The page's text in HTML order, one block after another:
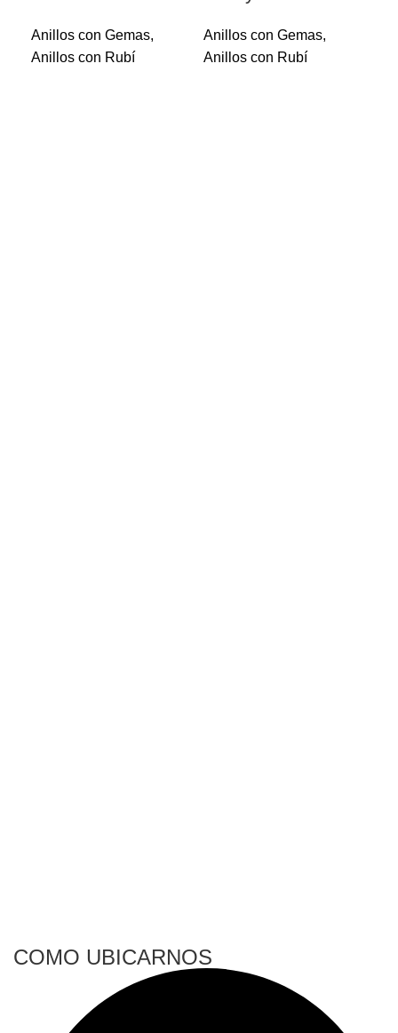
Anillos con Gemas,
Anillos con Rubí
Anillos con Gemas,
Anillos con Rubí
COMO UBICARNOS